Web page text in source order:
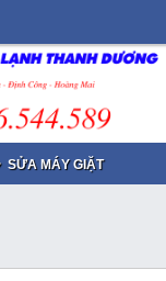
SỬA MÁY GIẶT